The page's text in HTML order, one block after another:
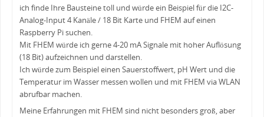
ich finde Ihre Bausteine toll und würde ein Beispiel für die I2C-
Analog-Input 4 Kanäle / 18 Bit Karte und FHEM auf einen
Raspberry Pi suchen.
Mit FHEM würde ich gerne 4-20 mA Signale mit hoher Auflösung
(18 Bit) aufzeichnen und darstellen.
Ich würde zum Beispiel einen Sauerstoffwert, pH Wert und die
Temperatur im Wasser messen wollen und mit FHEM via WLAN
abrufbar machen.
Meine Erfahrungen mit FHEM sind nicht besonders groß, aber